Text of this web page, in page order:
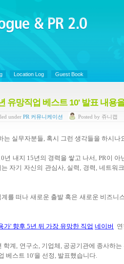
&
Location Log Guest Book
유망직업 베스트 10' 발표 내용
under PR 커뮤니케이션 Posted by 쥬니캡
는 실무자분들, 혹시 그런 생각들을 하시나
년 내지 15년의 경력을 쌓고 나서, PR이
자기 자신의 관심사, 실력, 경력, 네트워
계를 떠나 새로운 출발 혹은 새로운 비즈
가' 향후 5년 뒤 가장 유망한 직업 네이버
학계, 연구소, 기업체, 공공기관에 종사하
베스트 10'을 선정, 발표했습니다.